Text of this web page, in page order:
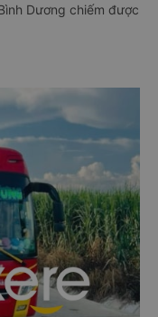
Dương chiếm được